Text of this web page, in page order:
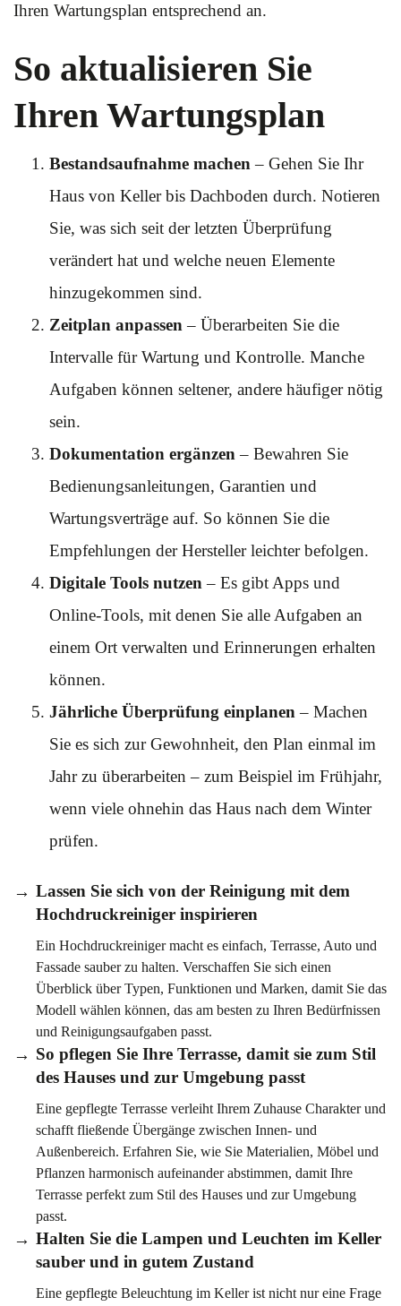
Ihren Wartungsplan entsprechend an.
So aktualisieren Sie
Ihren Wartungsplan
Bestandsaufnahme machen – Gehen Sie Ihr
Haus von Keller bis Dachboden durch. Notieren
Sie, was sich seit der letzten Überprüfung
verändert hat und welche neuen Elemente
hinzugekommen sind.
Zeitplan anpassen – Überarbeiten Sie die
Intervalle für Wartung und Kontrolle. Manche
Aufgaben können seltener, andere häufiger nötig
sein.
Dokumentation ergänzen – Bewahren Sie
Bedienungsanleitungen, Garantien und
Wartungsverträge auf. So können Sie die
Empfehlungen der Hersteller leichter befolgen.
Digitale Tools nutzen – Es gibt Apps und
Online-Tools, mit denen Sie alle Aufgaben an
einem Ort verwalten und Erinnerungen erhalten
können.
Jährliche Überprüfung einplanen – Machen
Sie es sich zur Gewohnheit, den Plan einmal im
Jahr zu überarbeiten – zum Beispiel im Frühjahr,
wenn viele ohnehin das Haus nach dem Winter
prüfen.
Lassen Sie sich von der Reinigung mit dem
Hochdruckreiniger inspirieren
Ein Hochdruckreiniger macht es einfach, Terrasse, Auto und
Fassade sauber zu halten. Verschaffen Sie sich einen
Überblick über Typen, Funktionen und Marken, damit Sie das
Modell wählen können, das am besten zu Ihren Bedürfnissen
und Reinigungsaufgaben passt.
So pflegen Sie Ihre Terrasse, damit sie zum Stil
des Hauses und zur Umgebung passt
Eine gepflegte Terrasse verleiht Ihrem Zuhause Charakter und
schafft fließende Übergänge zwischen Innen- und
Außenbereich. Erfahren Sie, wie Sie Materialien, Möbel und
Pflanzen harmonisch aufeinander abstimmen, damit Ihre
Terrasse perfekt zum Stil des Hauses und zur Umgebung
passt.
Halten Sie die Lampen und Leuchten im Keller
sauber und in gutem Zustand
Eine gepflegte Beleuchtung im Keller ist nicht nur eine Frage